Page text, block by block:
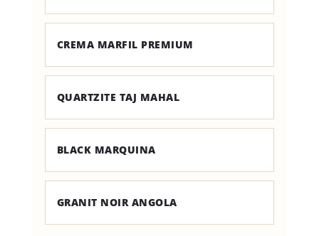
CREMA MARFIL PREMIUM
QUARTZITE TAJ MAHAL
BLACK MARQUINA
GRANIT NOIR ANGOLA